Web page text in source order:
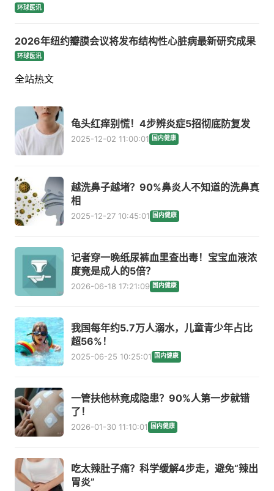
环球医讯
2026年纽约瓣膜会议将发布结构性心脏病最新研究成果
环球医讯
全站热文
龟头红痒别慌！4步辨炎症5招彻底防复发
2025-12-02 11:00:01 国内健康
越洗鼻子越堵？90%鼻炎人不知道的洗鼻真
相
2025-12-27 10:45:01 国内健康
记者穿一晚纸尿裤血里查出毒！宝宝血液浓
度竟是成人的5倍？
2026-06-18 17:21:09 国内健康
我国每年约5.7万人溺水，儿童青少年占比
超56%！
2025-06-25 10:25:01 国内健康
一管扶他林竟成隐患？90%人第一步就错
了！
2026-01-30 11:10:01 国内健康
吃太辣肚子痛？科学缓解4步走，避免“辣出
胃炎”